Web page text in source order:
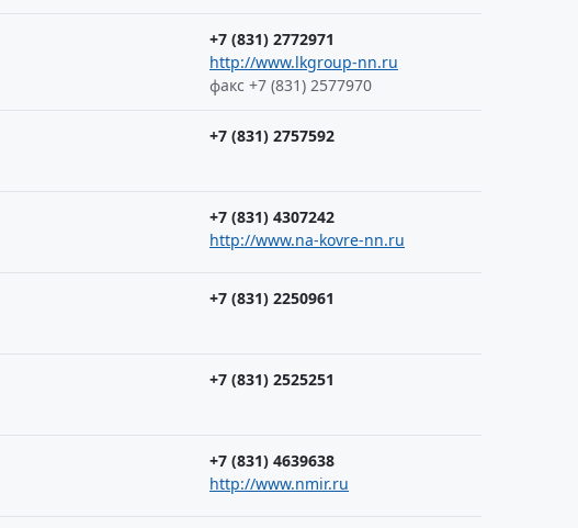
+7 (831) 2772971
http://www.lkgroup-nn.ru
факс +7 (831) 2577970
+7 (831) 2757592
+7 (831) 4307242
http://www.na-kovre-nn.ru
+7 (831) 2250961
+7 (831) 2525251
+7 (831) 4639638
http://www.nmir.ru